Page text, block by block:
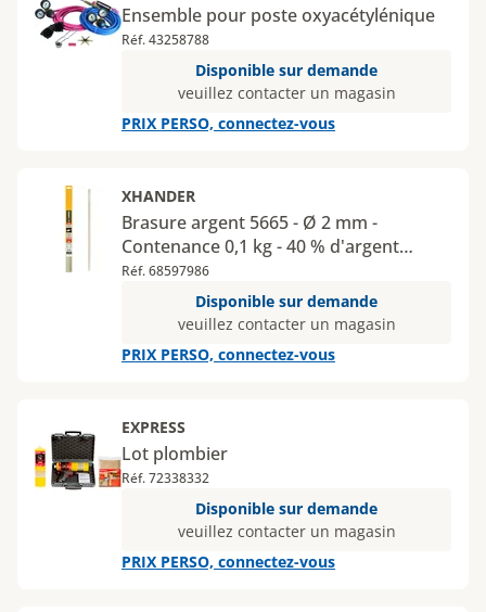
Ensemble pour poste oxyacétylénique
Réf. 43258788
Disponible sur demande
veuillez contacter un magasin
PRIX PERSO, connectez-vous
XHANDER
Brasure argent 5665 - Ø 2 mm -
Contenance 0,1 kg - 40 % d'argent
cuivre
Réf. 68597986
Disponible sur demande
veuillez contacter un magasin
PRIX PERSO, connectez-vous
EXPRESS
Lot plombier
Réf. 72338332
Disponible sur demande
veuillez contacter un magasin
PRIX PERSO, connectez-vous